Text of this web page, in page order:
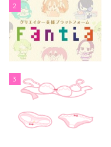
2
3